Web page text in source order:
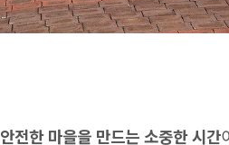
안전한 마을을 만드는 소중한 시간